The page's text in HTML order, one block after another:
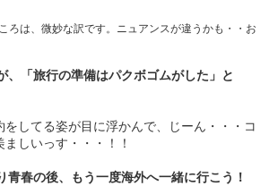
ろは、微妙な訳です。ニュアンスが違うかも・・お
、「旅行の準備はパクボゴムがした」と
してる姿が目に浮かんで、じーん・・・コ
しいっす・・・！！
青春の後、もう一度海外へ一緒に行こう！